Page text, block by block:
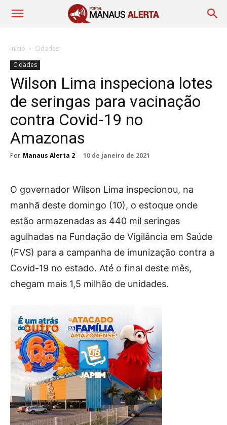
Início
Cidades
Cidades
Wilson Lima inspeciona lotes
de seringas para vacinação
contra Covid-19 no
Amazonas
Por Manaus Alerta 2 - 10 de janeiro de 2021
O governador Wilson Lima inspecionou, na
manhã deste domingo (10), o estoque onde
estão armazenadas as 440 mil seringas
agulhadas na Fundação de Vigilância em Saúde
(FVS) para a campanha de imunização contra a
Covid-19 no estado. Até o final deste mês,
chegam mais 1,5 milhão de unidades.